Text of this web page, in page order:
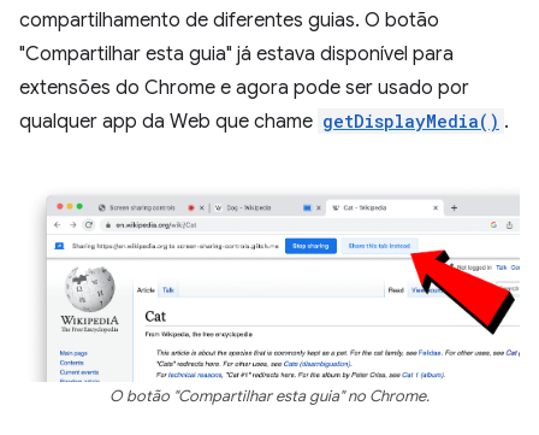
compartilhamento de diferentes guias. O botão
"Compartilhar esta guia" já estava disponível para
extensões do Chrome e agora pode ser usado por
qualquer app da Web que chame getDisplayMedia() .
O botão "Compartilhar esta guia" no Chrome.